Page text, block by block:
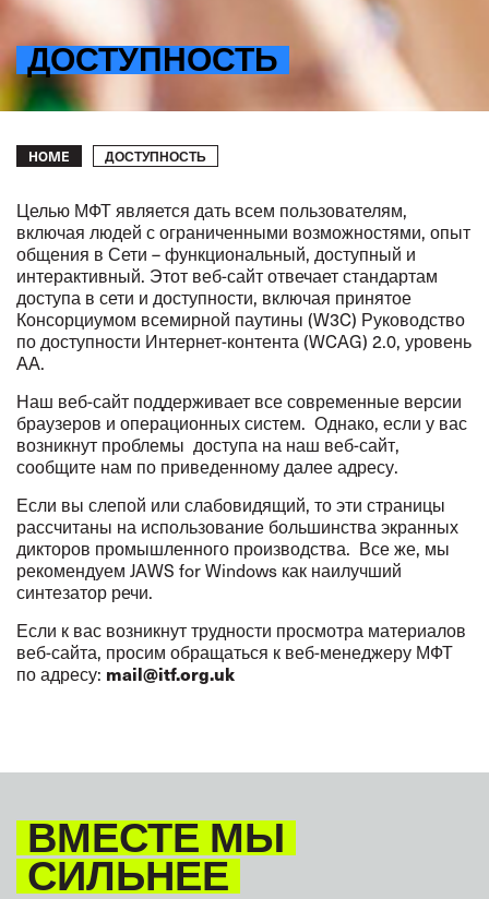
ДОСТУПНОСТЬ
Breadcrumb
HOME ДОСТУПНОСТЬ
Целью МФТ является дать всем пользователям,
включая людей с ограниченными возможностями, опыт
общения в Сети – функциональный, доступный и
интерактивный. Этот веб-сайт отвечает стандартам
доступа в сети и доступности, включая принятое
Консорциумом всемирной паутины (W3C) Руководство
по доступности Интернет-контента (WCAG) 2.0, уровень
AA.
Наш веб-сайт поддерживает все современные версии
браузеров и операционных систем. Однако, если у вас
возникнут проблемы доступа на наш веб-сайт,
сообщите нам по приведенному далее адресу.
Если вы слепой или слабовидящий, то эти страницы
рассчитаны на использование большинства экранных
дикторов промышленного производства. Все же, мы
рекомендуем JAWS for Windows как наилучший
синтезатор речи.
Если к вас возникнут трудности просмотра материалов
веб-сайта, просим обращаться к веб-менеджеру МФТ
по адресу: mail@itf.org.uk
ВМЕСТЕ МЫ
СИЛЬНЕЕ